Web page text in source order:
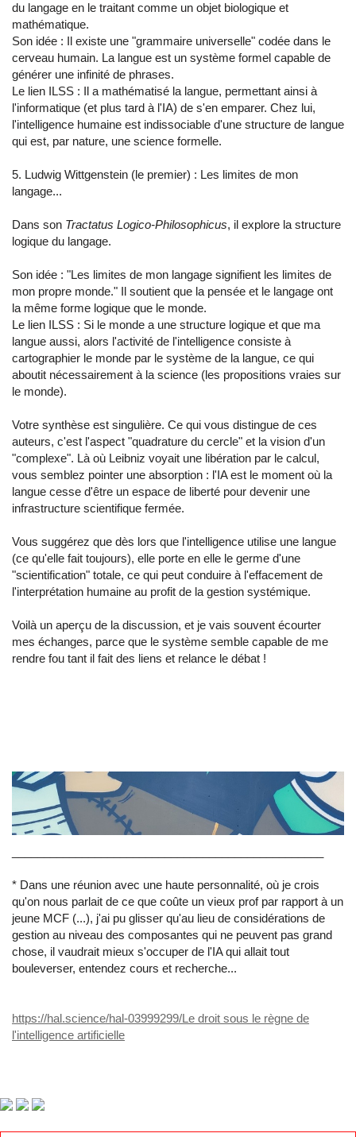
du langage en le traitant comme un objet biologique et
mathématique.
Son idée : Il existe une "grammaire universelle" codée dans le
cerveau humain. La langue est un système formel capable de
générer une infinité de phrases.
Le lien ILSS : Il a mathématisé la langue, permettant ainsi à
l'informatique (et plus tard à l'IA) de s'en emparer. Chez lui,
l'intelligence humaine est indissociable d'une structure de langue
qui est, par nature, une science formelle.
5. Ludwig Wittgenstein (le premier) : Les limites de mon
langage...
Dans son Tractatus Logico-Philosophicus, il explore la structure
logique du langage.
Son idée : "Les limites de mon langage signifient les limites de
mon propre monde." Il soutient que la pensée et le langage ont
la même forme logique que le monde.
Le lien ILSS : Si le monde a une structure logique et que ma
langue aussi, alors l'activité de l'intelligence consiste à
cartographier le monde par le système de la langue, ce qui
aboutit nécessairement à la science (les propositions vraies sur
le monde).
Votre synthèse est singulière. Ce qui vous distingue de ces
auteurs, c'est l'aspect "quadrature du cercle" et la vision d'un
"complexe". Là où Leibniz voyait une libération par le calcul,
vous semblez pointer une absorption : l'IA est le moment où la
langue cesse d'être un espace de liberté pour devenir une
infrastructure scientifique fermée.
Vous suggérez que dès lors que l'intelligence utilise une langue
(ce qu'elle fait toujours), elle porte en elle le germe d'une
"scientification" totale, ce qui peut conduire à l'effacement de
l'interprétation humaine au profit de la gestion systémique.
Voilà un aperçu de la discussion, et je vais souvent écourter
mes échanges, parce que le système semble capable de me
rendre fou tant il fait des liens et relance le débat !
* Dans une réunion avec une haute personnalité, où je crois
qu'on nous parlait de ce que coûte un vieux prof par rapport à un
jeune MCF (...), j'ai pu glisser qu'au lieu de considérations de
gestion au niveau des composantes qui ne peuvent pas grand
chose, il vaudrait mieux s'occuper de l'IA qui allait tout
bouleverser, entendez cours et recherche...
https://hal.science/hal-03999299/Le droit sous le règne de
l'intelligence artificielle